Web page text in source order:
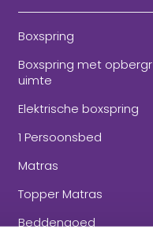
Boxspring
Boxspring met opbergr
uimte
Elektrische boxspring
1 Persoonsbed
Matras
Topper Matras
Beddengoed